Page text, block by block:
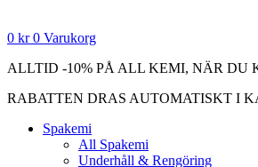
0 kr 0 Varukorg
ALLTID -10% PÅ ALL KEMI, NÄR DU
RABATTEN DRAS AUTOMATISKT I
Spakemi
All Spakemi
Underhåll & Rengöring